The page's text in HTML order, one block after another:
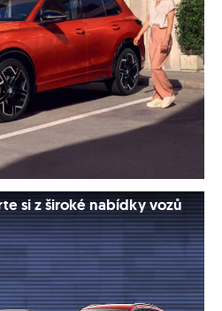
si z široké nabídky vozů